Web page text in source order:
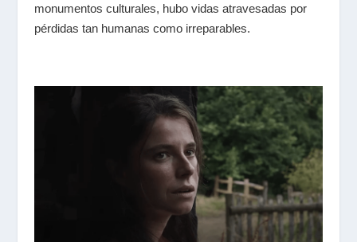
monumentos culturales, hubo vidas atravesadas por
pérdidas tan humanas como irreparables.